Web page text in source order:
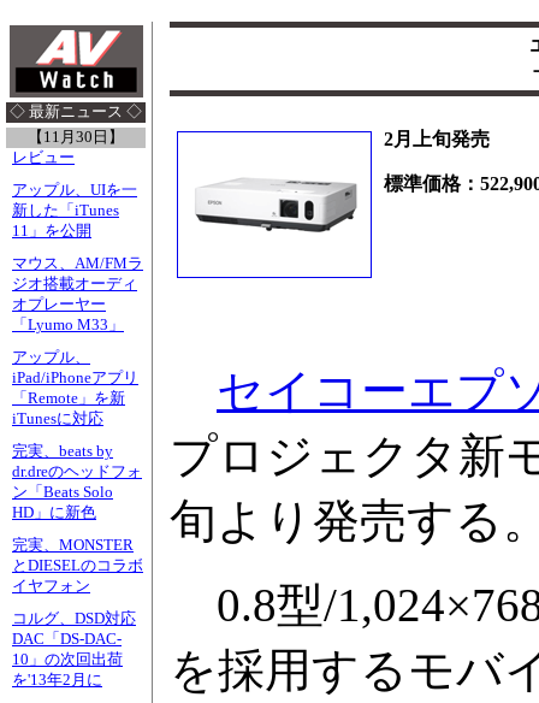
◇ 最新ニュース ◇
【11月30日】
レビュー
アップル、UIを一
新した「iTunes
11」を公開
マウス、AM/FMラ
ジオ搭載オーディ
オプレーヤー
「Lyumo M33」
アップル、
iPad/iPhoneアプリ
「Remote」を新
iTunesに対応
完実、beats by
dr.dreのヘッドフォ
ン「Beats Solo
HD」に新色
完実、MONSTER
とDIESELのコラボ
イヤフォン
コルグ、DSD対応
DAC「DS-DAC-
10」の次回出荷
を'13年2月に
2月上旬発売
標準価格：
セイコーエプ
プロジェクタ新
旬より発売する
0.8型/
を採用するモバ